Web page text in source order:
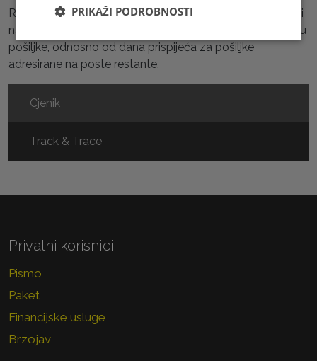
Rokovi utvrđeni u odredbama iz stavka 1. i 2. počinju teći
narednog dana od dana ostavljanja obavijesti o prispijeću
pošiljke, odnosno od dana prispijeća za pošiljke
adresirane na poste restante.
Cjenik
Track & Trace
Privatni korisnici
Pismo
Paket
Financijske usluge
Brzojav
PRIKAŽI PODROBNOSTI